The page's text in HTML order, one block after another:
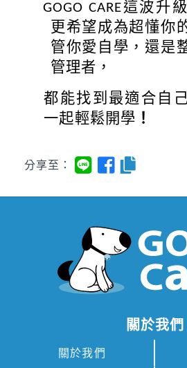
GOGO CARE這波升
更希望成為超懂你
管你愛自學，還是
管理者，
都能找到最適合自
一起輕鬆開學 ！
分享至：
關於我們
關於我們